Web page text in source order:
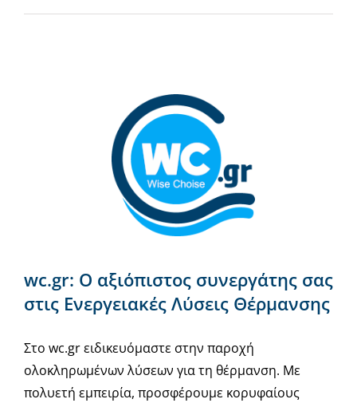
Νέα & άρθρα
wc.gr: Ο αξιόπιστος συνεργάτης σας
στις Ενεργειακές Λύσεις Θέρμανσης
Στο wc.gr ειδικευόμαστε στην παροχή
ολοκληρωμένων λύσεων για τη θέρμανση. Με
πολυετή εμπειρία, προσφέρουμε κορυφαίους